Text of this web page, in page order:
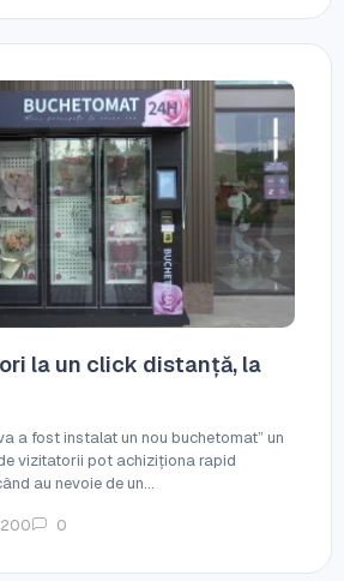
la un click distanță, la
a fost instalat un nou buchetomat” un
vizitatorii pot achiziționa rapid
au nevoie de un...
200 0